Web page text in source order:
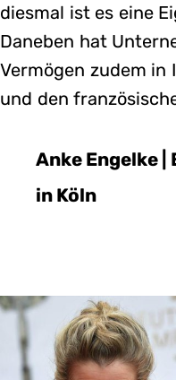
diesmal ist es eine
Daneben hat
Vermögen zudem in
und den
Anke Engelke
in Köln